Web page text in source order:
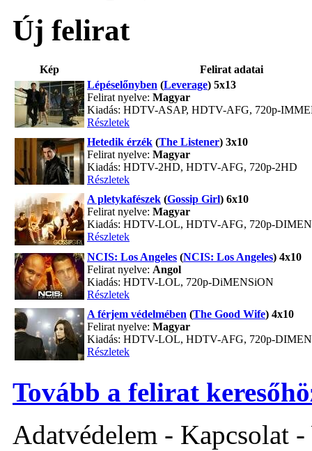
Új felirat
Kép
Felirat adatai
Lépéselőnyben (Leverage) 5x13
Felirat nyelve: Magyar
Kiadás: HDTV-ASAP, HDTV-AFG, 720p-
Részletek
Hetedik érzék (The Listener) 3x10
Felirat nyelve: Magyar
Kiadás: HDTV-2HD, HDTV-AFG, 720p-2HD
Részletek
A pletykafészek (Gossip Girl) 6x10
Felirat nyelve: Magyar
Kiadás: HDTV-LOL, HDTV-AFG, 720p-
Részletek
NCIS: Los Angeles (NCIS: Los Angeles) 4x10
Felirat nyelve: Angol
Kiadás: HDTV-LOL, 720p-DiMENSiON
Részletek
A férjem védelmében (The Good Wife) 4x10
Felirat nyelve: Magyar
Kiadás: HDTV-LOL, HDTV-AFG, 720p-
Részletek
Tovább a felirat
Adatvédelem - Kapcsolat